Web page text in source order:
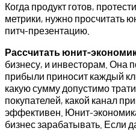
Когда продукт готов,
метрики, нужно просчитать
питч-презентацию.
Рассчитать юнит-
бизнесу, и инвесторам. Она
прибыли приносит каждый
какую сумму допустимо
покупателей, какой канал
эффективен. Юнит-
бизнес зарабатывать. Если